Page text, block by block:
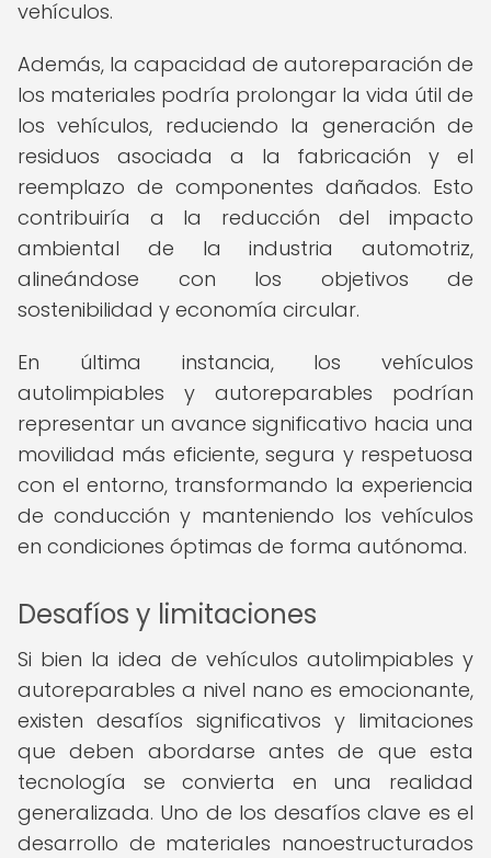
vehículos.
Además, la capacidad de autoreparación de
los materiales podría prolongar la vida útil de
los vehículos, reduciendo la generación de
residuos asociada a la fabricación y el
reemplazo de componentes dañados. Esto
contribuiría a la reducción del impacto
ambiental de la industria automotriz,
alineándose con los objetivos de
sostenibilidad y economía circular.
En última instancia, los vehículos
autolimpiables y autoreparables podrían
representar un avance significativo hacia una
movilidad más eficiente, segura y respetuosa
con el entorno, transformando la experiencia
de conducción y manteniendo los vehículos
en condiciones óptimas de forma autónoma.
Desafíos y limitaciones
Si bien la idea de vehículos autolimpiables y
autoreparables a nivel nano es emocionante,
existen desafíos significativos y limitaciones
que deben abordarse antes de que esta
tecnología se convierta en una realidad
generalizada. Uno de los desafíos clave es el
desarrollo de materiales nanoestructurados